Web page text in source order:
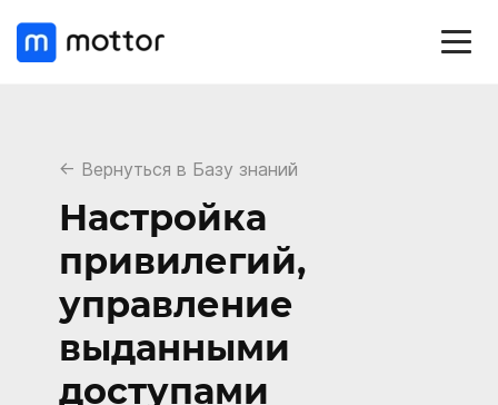
← Вернуться в Базу знаний
Настройка
привилегий,
управление
выданными
доступами